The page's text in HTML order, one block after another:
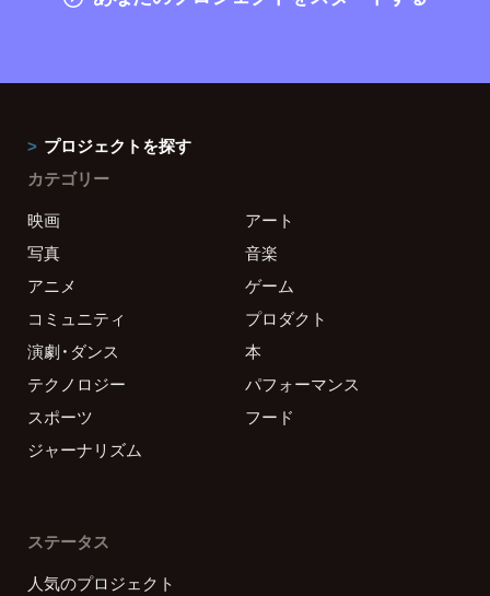
プロジェクトを探す
カテゴリー
映画
アート
写真
音楽
アニメ
ゲーム
コミュニティ
プロダクト
演劇・ダンス
本
テクノロジー
パフォーマンス
スポーツ
フード
ジャーナリズム
ステータス
人気のプロジェクト